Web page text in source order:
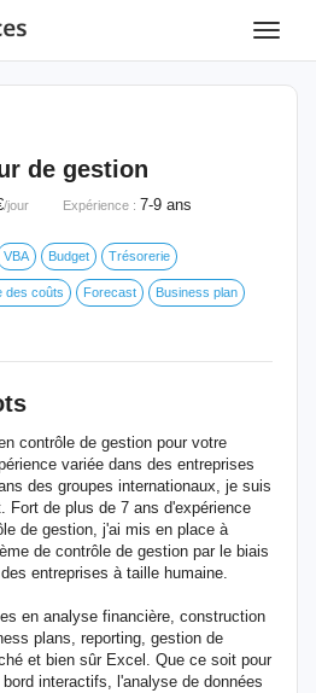
Toggle
de gestion
/jour Expérience : 7-9 ans
VBA Budget Trésorerie
des coûts Forecast Business plan
contrôle de gestion pour votre
variée dans des entreprises
des groupes internationaux, je suis
Fort de plus de 7 ans d'expérience
de gestion, j'ai mis en place à
de contrôle de gestion par le biais
entreprises à taille humaine.
en analyse financière, construction
plans, reporting, gestion de
et bien sûr Excel. Que ce soit pour
interactifs, l'analyse de données